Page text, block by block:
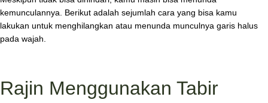
kemunculannya. Berikut adalah sejumlah cara yang bisa kamu
lakukan untuk menghilangkan atau menunda munculnya garis halus
pada wajah.
Rajin Menggunakan Tabir